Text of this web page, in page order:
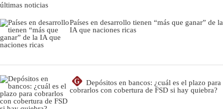
últimas noticias
Países en desarrollo tienen “más que ganar” de la
IA que naciones ricas
G
Depósitos en bancos: ¿cuál es el plazo para
cobrarlos con cobertura de FSD si hay quiebra?